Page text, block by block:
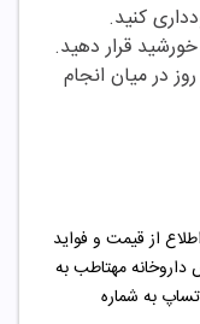
کنید.
قرار دهید.
در میان انجام
از قیمت و فواید
مهتاطب به
در واتساپ به شماره